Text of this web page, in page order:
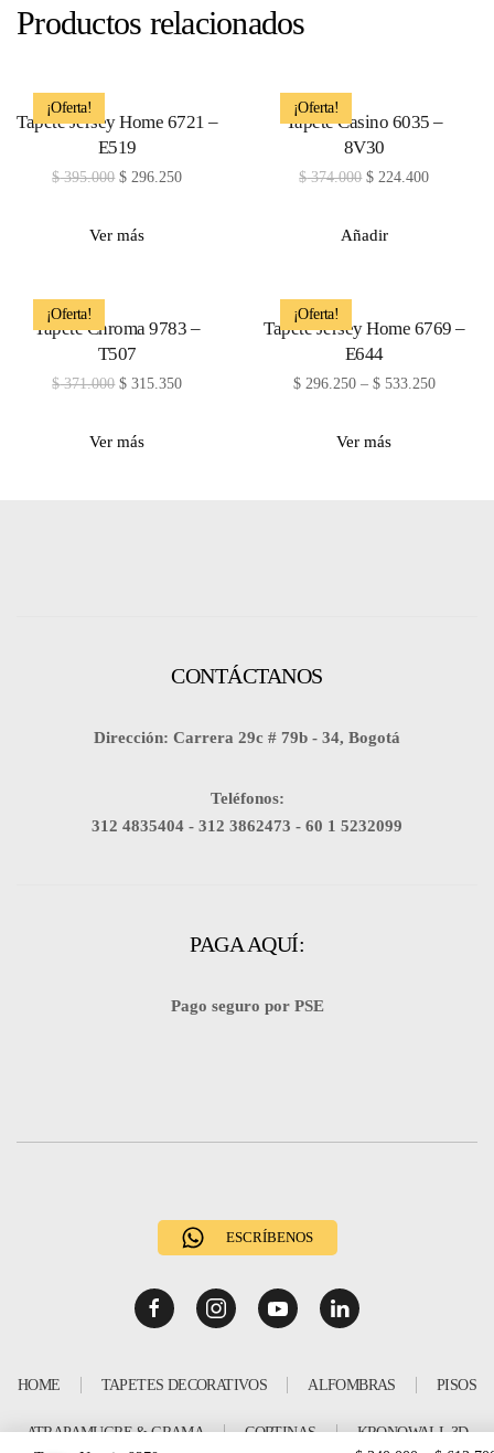
Productos relacionados
¡Oferta!
Tapete Jersey Home 6721 –
E519
$395.000 $ 296.250
Ver más
¡Oferta!
Tapete Casino 6035 –
8V30
$374.000 $ 224.400
Añadir
¡Oferta!
Tapete Chroma 9783 –
T507
$371.000 $ 315.350
Ver más
¡Oferta!
Tapete Jersey Home 6769 –
E644
$296.250– $533.250
Ver más
CONTÁCTANOS
Dirección: Carrera 29c # 79b - 34, Bogotá
Teléfonos:
312 4835404 - 312 3862473 - 60 1 5232099
PAGA AQUÍ:
Pago seguro por PSE
ESCRÍBENOS
HOME TAPETES DECORATIVOS ALFOMBRAS PISOS
ATRAPAMUGRE & GRAMA CORTINAS KRONOWALL 3D